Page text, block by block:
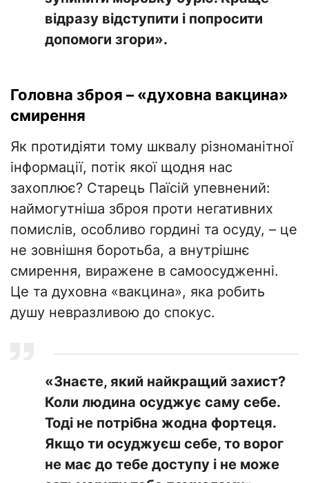
відразу відступити і попросити
допомоги згори».
Головна зброя – «духовна вакцина»
смирення
Як протидіяти тому шквалу різноманітної
інформації, потік якої щодня нас
захоплює? Старець Паїсій упевнений:
наймогутніша зброя проти негативних
помислів, особливо гордині та осуду, – це
не зовнішня боротьба, а внутрішнє
смирення, виражене в самоосудженні.
Це та духовна «вакцина», яка робить
душу невразливою до спокус.
«Знаєте, який найкращий захист?
Коли людина осуджує саму себе.
Тоді не потрібна жодна фортеця.
Якщо ти осуджуєш себе, то ворог
не має до тебе доступу і не може